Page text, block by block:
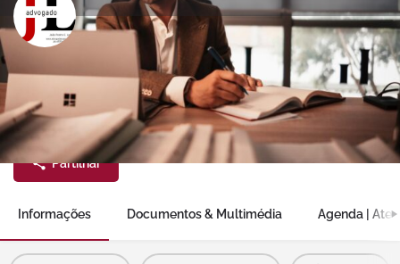
joao lopes
Envie um email Ligue Agora
Partilhar
Informações Documentos & Multimédia Agenda |